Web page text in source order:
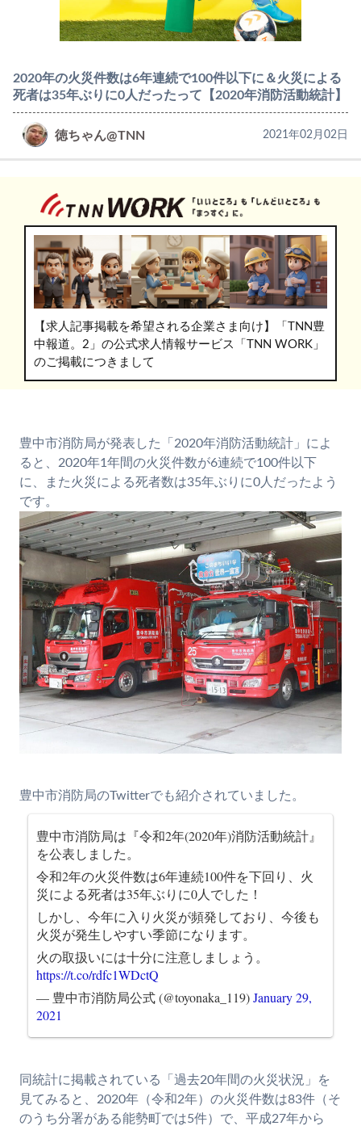
2020年の火災件数は6年連続で100件以下に＆火災による
死者は35年ぶりに0人だったって【2020年消防活動統計】
徳ちゃん@TNN 2021年02月02日
【求人記事掲載を希望される企業さま向け】「TNN豊
中報道。2」の公式求人情報サービス「TNN WORK」
のご掲載につきまして
豊中市消防局が発表した「2020年消防活動統計」によ
ると、2020年1年間の火災件数が6連続で100件以下
に、また火災による死者数は35年ぶりに0人だったよう
です。
豊中市消防局のTwitterでも紹介されていました。
豊中市消防局は『令和2年(2020年)消防活動統計』
を公表しました。
令和2年の火災件数は6年連続100件を下回り、火
災による死者は35年ぶりに0人でした！
しかし、今年に入り火災が頻発しており、今後も
火災が発生しやすい季節になります。
火の取扱いには十分に注意しましょう。
https://t.co/rdfc1WDctQ
— 豊中市消防局公式 (@toyonaka_119)January 29,
2021
同統計に掲載されている「過去20年間の火災状況」を
見てみると、2020年（令和2年）の火災件数は83件（そ
のうち分署がある能勢町では5件）で、平成27年から